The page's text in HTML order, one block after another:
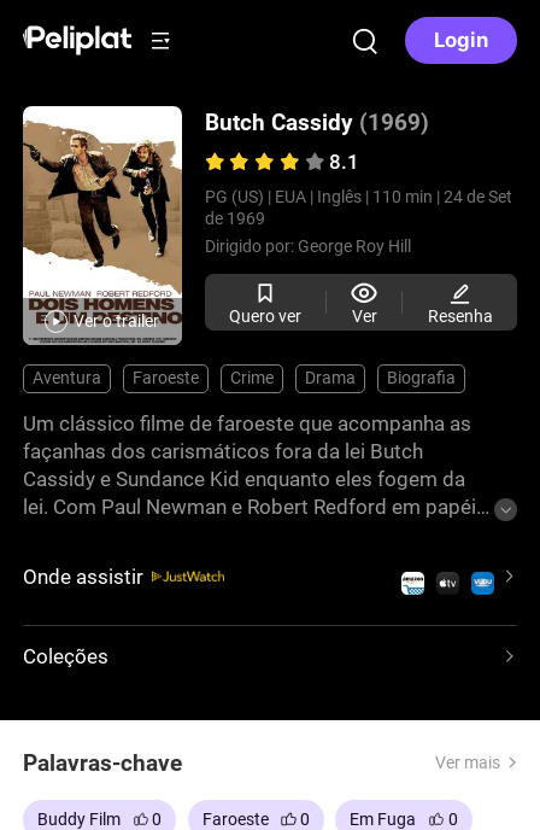
Login
Ver o trailer
Butch Cassidy (1969)
8.1
PG (US) | EUA | Inglês | 110 min | 24 de Set
de 1969
Dirigido por: George Roy Hill
Quero ver Ver Resenha
Aventura Faroeste Crime Drama Biografia
Um clássico filme de faroeste que acompanha as
façanhas dos carismáticos fora da lei Butch
Cassidy e Sundance Kid enquanto eles fogem da
lei. Com Paul Newman e Robert Redford em papéis
camaradagem. Dirigido por George Roy Hill, o filme
é celebrado por sua narrativa dinâmica, trilha
personagens principais. Continua sendo um marco
no gênero faroeste, misturando aventura e humor
Onde assistir
Coleções
Palavras-chave Ver mais
Buddy Film 0 Faroeste 0 Em Fuga 0